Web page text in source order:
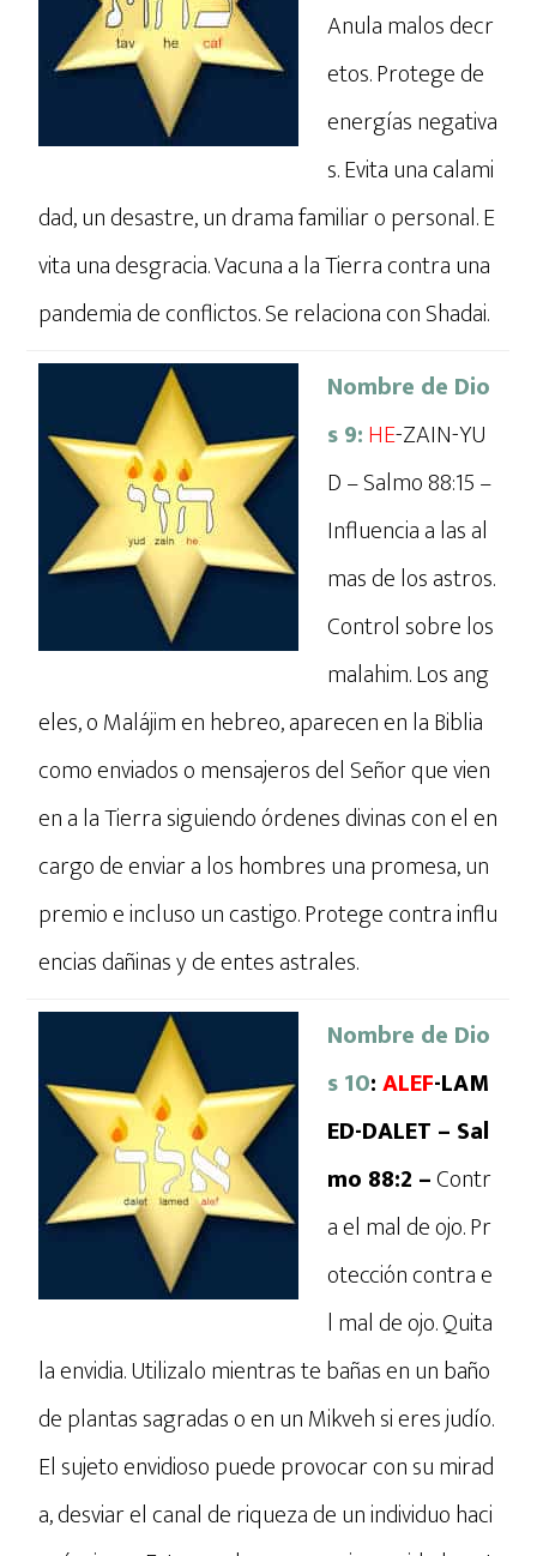
Anula malos decr
etos. Protege de
energías negativa
s. Evita una calami
dad, un desastre, un drama familiar o personal. E
vita una desgracia. Vacuna a la Tierra contra una
pandemia de conflictos. Se relaciona con Shadai.
Nombre de Dio
s 9:HE-ZAIN-YU
D – Salmo 88:15 –
Influencia a las al
mas de los astros.
Control sobre los
malahim. Los ang
eles, o Malájim en hebreo, aparecen en la Biblia
como enviados o mensajeros del Señor que vien
en a la Tierra siguiendo órdenes divinas con el en
cargo de enviar a los hombres una promesa, un
premio e incluso un castigo. Protege contra influ
encias dañinas y de entes astrales.
Nombre de Dio
s 10:ALEF-LAM
ED-DALET – Sal
mo 88:2 –Contr
a el mal de ojo. Pr
otección contra e
l mal de ojo. Quita
la envidia. Utilizalo mientras te bañas en un baño
de plantas sagradas o en un Mikveh si eres judío.
El sujeto envidioso puede provocar con su mirad
a, desviar el canal de riqueza de un individuo haci